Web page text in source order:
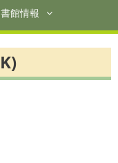
館情報